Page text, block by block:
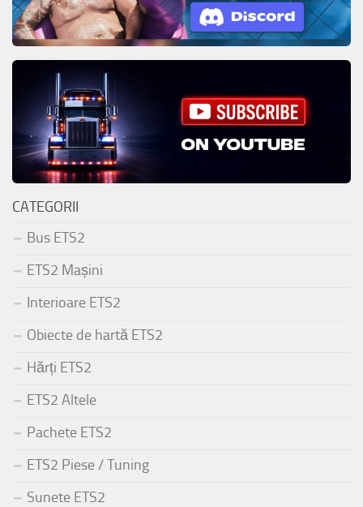
CATEGORII
Bus ETS2
ETS2 Mașini
Interioare ETS2
Obiecte de hartă ETS2
Hărți ETS2
ETS2 Altele
Pachete ETS2
ETS2 Piese / Tuning
Sunete ETS2